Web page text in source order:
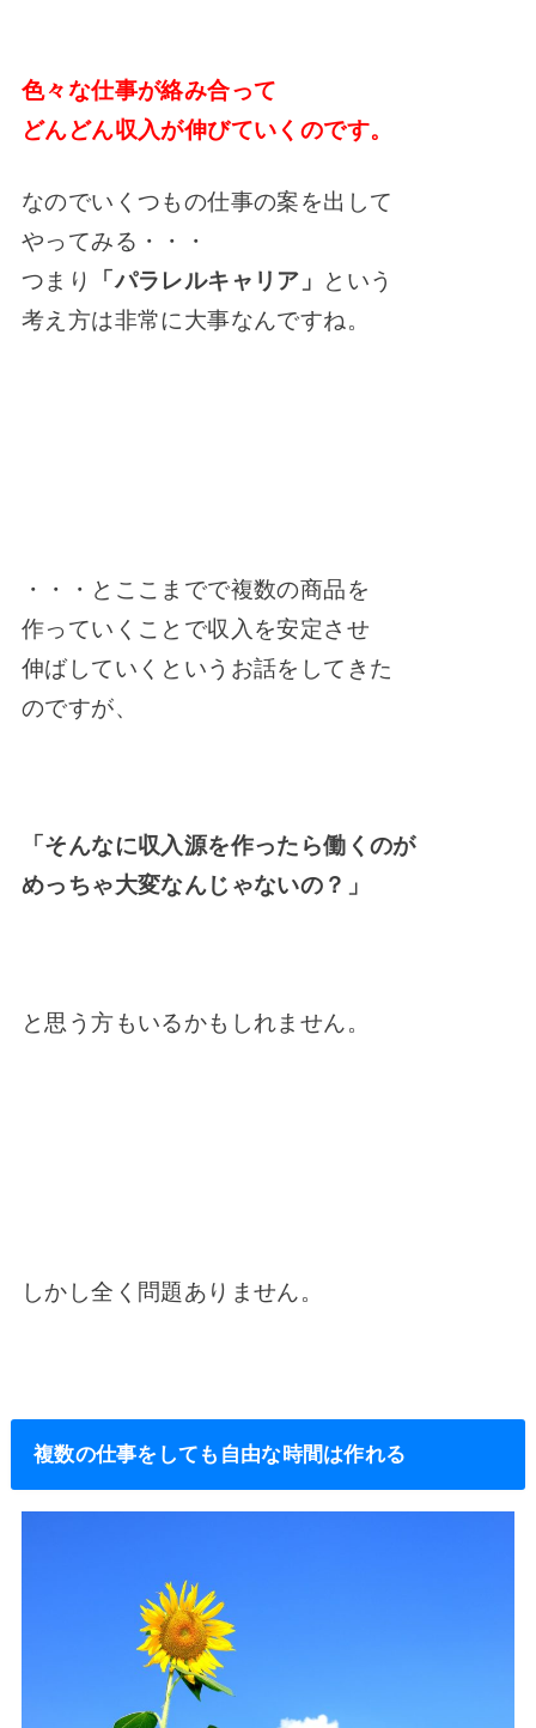
色々な仕事が絡み合って
どんどん収入が伸びていくのです。
なのでいくつもの仕事の案を出して
やってみる・・・
つまり
「パラレルキャリア」
という
考え方は非常に大事なんですね。
・・・とここまでで複数の商品を
作っていくことで収入を安定させ
伸ばしていくというお話をしてきた
のですが、
「そんなに収入源を作ったら働くのが
めっちゃ大変なんじゃないの？」
と思う方もいるかもしれません。
しかし全く問題ありません。
複数の仕事をしても自由な時間は作れる